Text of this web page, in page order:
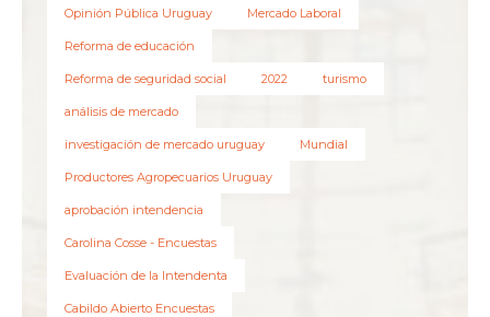
Opinión Pública Uruguay Mercado Laboral
Reforma de educación
Reforma de seguridad social 2022 turismo
análisis de mercado
investigación de mercado uruguay Mundial
Productores Agropecuarios Uruguay
aprobación intendencia
Carolina Cosse - Encuestas
Evaluación de la Intendenta
Cabildo Abierto Encuestas